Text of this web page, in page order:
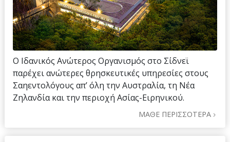
Ο Ιδανικός Ανώτερος Οργανισμός στο Σίδνεϊ
παρέχει ανώτερες θρησκευτικές υπηρεσίες στους
Σαηεντολόγους απ’ όλη την Αυστραλία, τη Νέα
Ζηλανδία και την περιοχή Ασίας-Ειρηνικού.
ΜΑΘΕ ΠΕΡΙΣΣΟΤΕΡΑ